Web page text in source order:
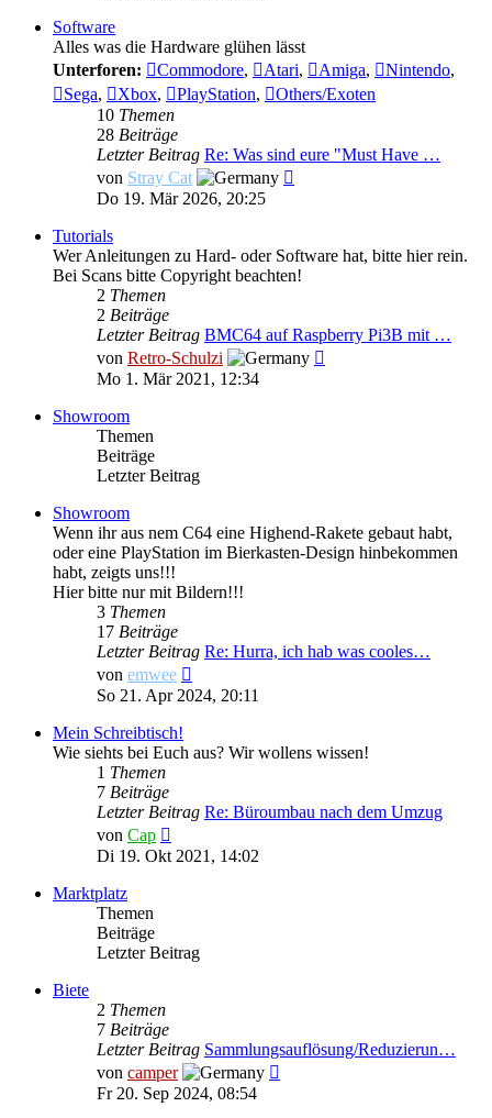
Software
Alles was die Hardware glühen lässt
Unterforen:
Commodore, Atari, Amiga, Nintendo,
Sega, Xbox, PlayStation,
Others/Exoten
10 Themen
28 Beiträge
Letzter Beitrag Re: Was sind eure "Must Have …
von Stray Cat
Do 19. Mär 2026, 20:25
Tutorials
Wer Anleitungen zu Hard- oder Software hat, bitte hier rein.
Bei Scans bitte Copyright beachten!
2 Themen
2 Beiträge
Letzter Beitrag BMC64 auf Raspberry Pi3B mit …
von Retro-Schulzi
Mo 1. Mär 2021, 12:34
Showroom
Themen
Beiträge
Letzter Beitrag
Showroom
Wenn ihr aus nem C64 eine Highend-Rakete gebaut habt,
oder eine PlayStation im Bierkasten-Design hinbekommen
habt, zeigts uns!!!
Hier bitte nur mit Bildern!!!
3 Themen
17 Beiträge
Letzter Beitrag Re: Hurra, ich hab was cooles…
von emwee
Beitrag
So 21. Apr 2024, 20:11
Mein Schreibtisch!
Wie siehts bei Euch aus? Wir wollens wissen!
1 Themen
7 Beiträge
Letzter Beitrag Re: Büroumbau nach dem Umzug
von Cap
Beitrag
Di 19. Okt 2021, 14:02
Marktplatz
Themen
Beiträge
Letzter Beitrag
Biete
2 Themen
7 Beiträge
Letzter Beitrag Sammlungsauflösung/Reduzierun…
von camper
Fr 20. Sep 2024, 08:54